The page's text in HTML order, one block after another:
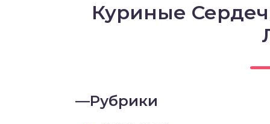
Куриные
—Рубрики